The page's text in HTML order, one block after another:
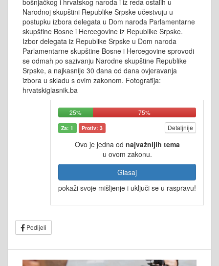
Narodnoj skupštini Republike Srpske učestvuju u
postupku izbora delegata u Dom naroda Parlamentarne
skupštine Bosne i Hercegovine iz Republike Srpske.
Izbor delegata iz Republike Srpske u Dom naroda
Parlamentarne skupštine Bosne i Hercegovine sprovodi
se odmah po sazivanju Narodne skupštine Republike
Srpske, a najkasnije 30 dana od dana ovjeravanja
izbora u skladu s ovim zakonom. Fotografija:
hrvatskiglasnik.ba
25% 75%
Za: 1 Protiv: 3 Detaljnije
Ovo je jedna od najvažnijih tema
u ovom zakonu.
Glasaj
pokaži svoje mišljenje i uključi se u raspravu!
Podijeli